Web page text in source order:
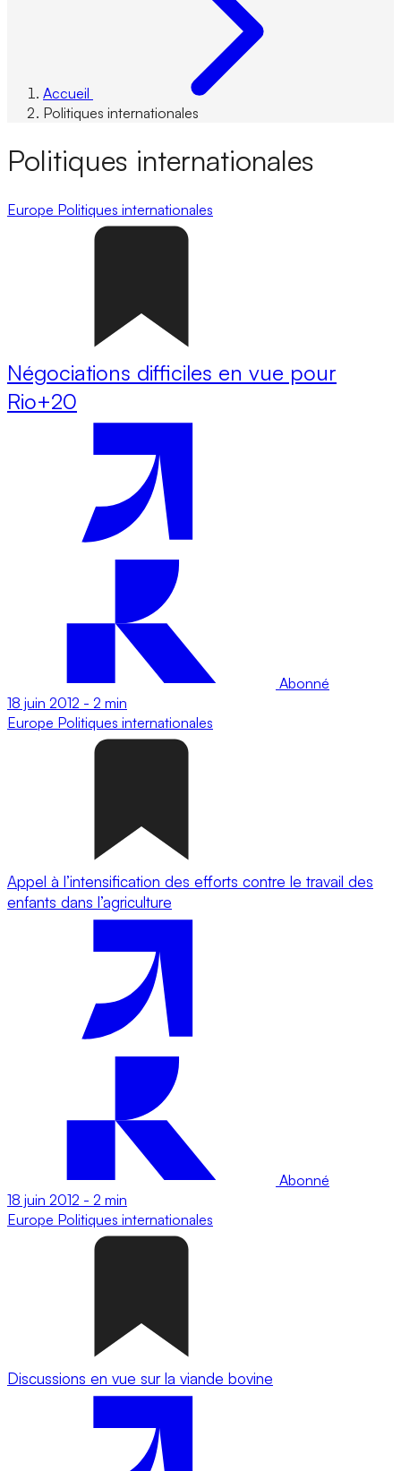
Accueil
Politiques internationales
Politiques internationales
Europe Politiques internationales
Négociations difficiles en vue pour
Rio+20
Abonné
18 juin 2012 - 2 min
Europe Politiques internationales
Appel à l’intensification des efforts contre le travail des
enfants dans l’agriculture
Abonné
18 juin 2012 - 2 min
Europe Politiques internationales
Discussions en vue sur la viande bovine